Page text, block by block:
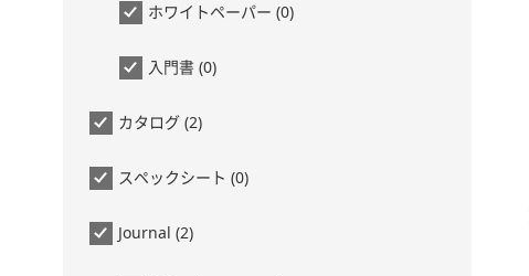
ホワイトペーパー (0)
入門書 (0)
カタログ (2)
スペックシート (0)
Journal (2)